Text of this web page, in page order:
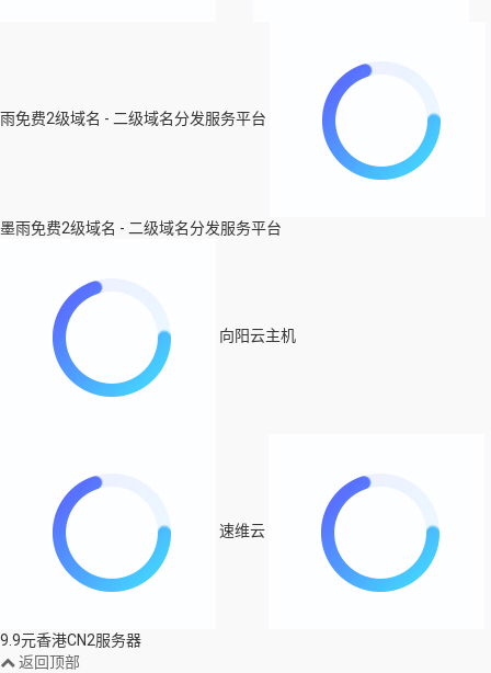
雨免费2级域名 - 二级域名分发服务平台
墨雨免费2级域名 - 二级域名分发服务平台
向阳云主机
速维云
9.9元香港CN2服务器
返回顶部